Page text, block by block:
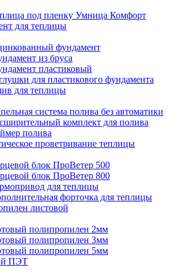
под пленку Умница Комфорт
для теплицы
фундамент
из бруса
пластиковый
для пластикового фундамента
для теплицы
система полива без автоматики
комплект для полива
полива
проветривание теплицы
блок ПроВетер 500
блок ПроВетер 800
для теплицы
форточка для теплицы
листовой
полипропилен 2мм
полипропилен 3мм
полипропилен 5мм
ПЭТ